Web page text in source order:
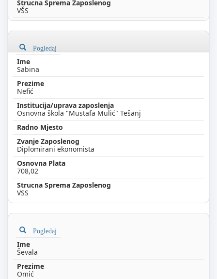
VŠS
Pogledaj
Sabina
Nefić
Osnovna škola "Mustafa Mulić" Tešanj
Diplomirani ekonomista
708,02
VSS
Pogledaj
Ševala
Omić